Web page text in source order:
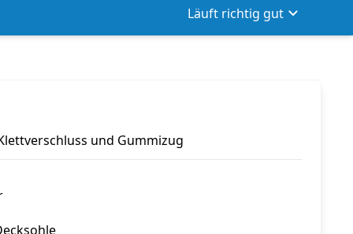
Läuft richtig gut
und Gummizug